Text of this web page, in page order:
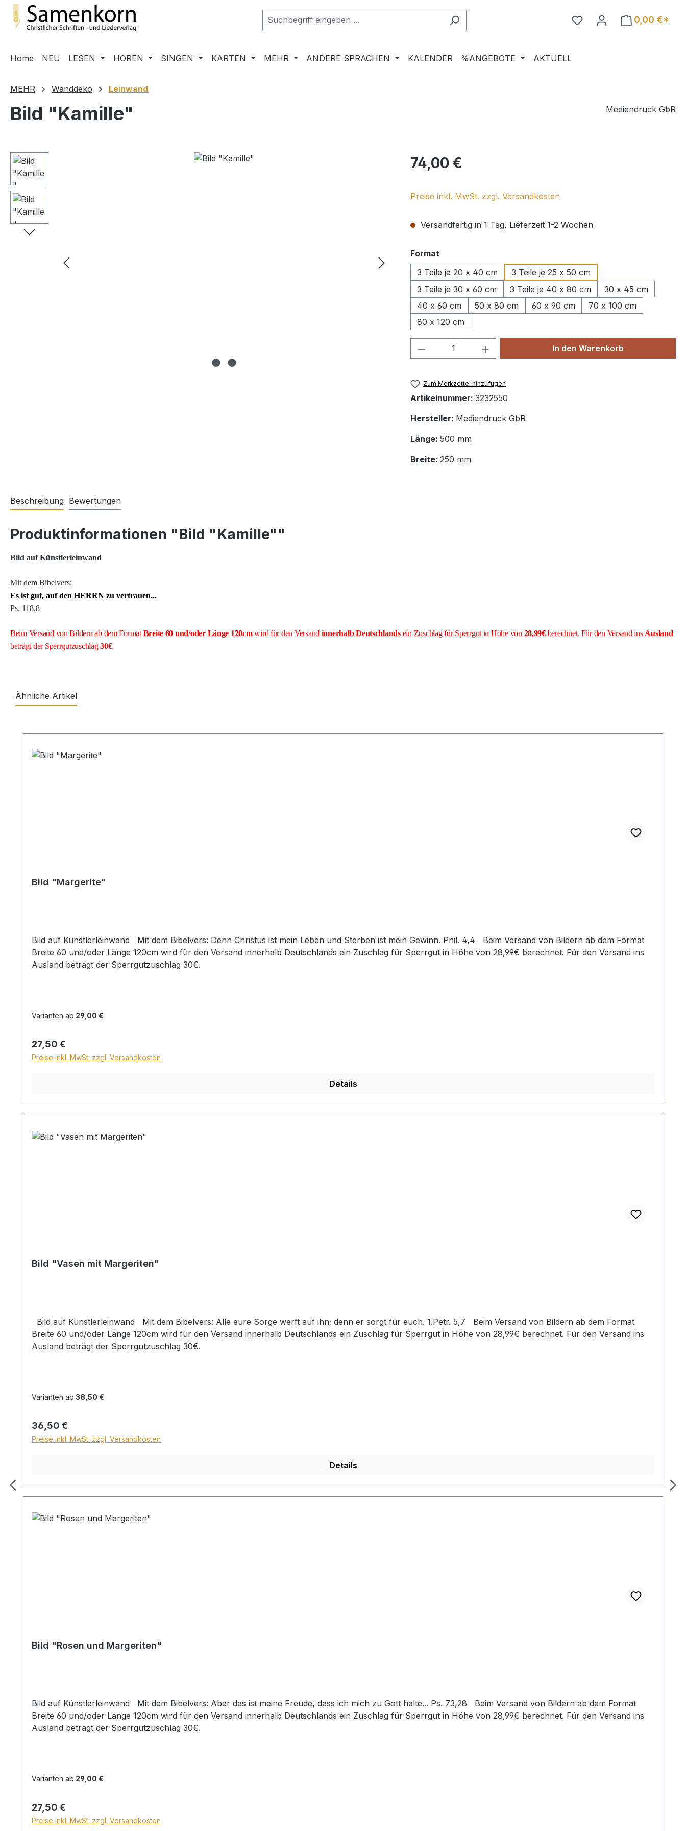
Hauptinhalt springen
Zur Suche springen
Zur Hauptnavigation springen
0,00 €*
Home NEU LESEN HÖREN SINGEN KARTEN MEHR ANDERE SPRACHEN KALENDER %ANGEBOTE AKTUELL
MEHR Wanddeko Leinwand
Bild "Kamille" Mediendruck GbR
Bildergalerie überspringen Regulärer Preis:
74,00 €
Preise inkl. MwSt. zzgl. Versandkosten
Versandfertig in 1 Tag, Lieferzeit 1-2 Wochen
Format
3 Teile je 20 x 40 cm
3 Teile je 25 x 50 cm
3 Teile je 30 x 60 cm
3 Teile je 40 x 80 cm
30 x 45 cm
40 x 60 cm
50 x 80 cm 60 x 90 cm
70 x 100 cm
80 x 120 cm
Produkt Anzahl: Gib den gewünschten Wert
In den Warenkorb
Zum Merkzettel hinzufügen
Artikelnummer: 3232550
Hersteller: Mediendruck GbR
Länge: 500 mm
Breite: 250 mm
Beschreibung Bewertungen
Produktinformationen "Bild "Kamille""
Bild auf Künstlerleinwand
Mit dem Bibelvers:
Es ist gut, auf den HERRN zu vertrauen...
Ps. 118,8
Beim Versand von Bildern ab dem Format Breite 60 und/oder Länge 120cmwird für den Versand innerhalb Deutschlandsein Zuschlag für Sperrgut in Höhe von 28,99€berechnet. Für den Versand ins Ausland
beträgt der Sperrgutzuschlag30€.
Ähnliche Artikel
Bild "Margerite"
Bild auf Künstlerleinwand Mit dem Bibelvers: Denn Christus ist mein Leben und Sterben ist mein Gewinn. Phil. 4,4 Beim Versand von Bildern ab dem Format
Breite 60 und/oder Länge 120cm wird für den Versand innerhalb Deutschlands ein Zuschlag für Sperrgut in Höhe von 28,99€ berechnet. Für den Versand ins
Ausland beträgt der Sperrgutzuschlag 30€.
Varianten ab 29,00 €
Regulärer Preis:
27,50 €
Preise inkl. MwSt. zzgl. Versandkosten
Details
Bild "Vasen mit Margeriten"
Bild auf Künstlerleinwand Mit dem Bibelvers: Alle eure Sorge werft auf ihn; denn er sorgt für euch. 1.Petr. 5,7 Beim Versand von Bildern ab dem Format
Breite 60 und/oder Länge 120cm wird für den Versand innerhalb Deutschlands ein Zuschlag für Sperrgut in Höhe von 28,99€ berechnet. Für den Versand ins
Ausland beträgt der Sperrgutzuschlag 30€.
Varianten ab 38,50 €
Regulärer Preis:
36,50 €
Preise inkl. MwSt. zzgl. Versandkosten
Details
Bild "Rosen und Margeriten"
Bild auf Künstlerleinwand Mit dem Bibelvers: Aber das ist meine Freude, dass ich mich zu Gott halte... Ps. 73,28 Beim Versand von Bildern ab dem Format
Breite 60 und/oder Länge 120cm wird für den Versand innerhalb Deutschlands ein Zuschlag für Sperrgut in Höhe von 28,99€ berechnet. Für den Versand ins
Ausland beträgt der Sperrgutzuschlag 30€.
Varianten ab 29,00 €
Regulärer Preis:
27,50 €
Preise inkl. MwSt. zzgl. Versandkosten